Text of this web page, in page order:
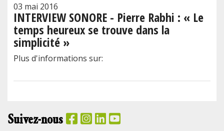
03 mai 2016
INTERVIEW SONORE - Pierre Rabhi : « Le
temps heureux se trouve dans la
simplicité »
Plus d'informations sur:
Suivez-nous